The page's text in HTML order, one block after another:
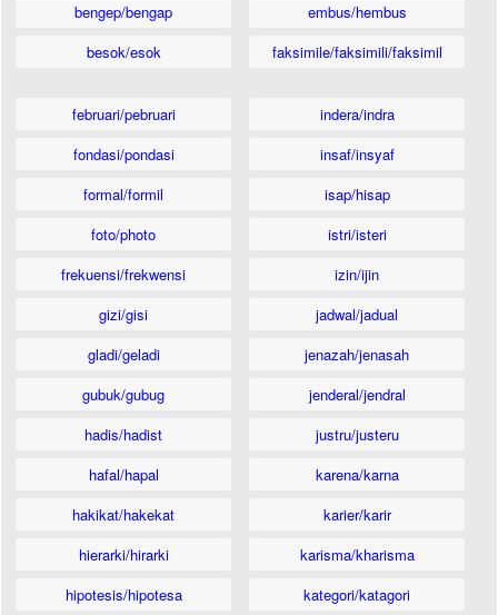
bengep/bengap
besok/esok
embus/hembus
faksimile/faksimili/faksimil
februari/pebruari
fondasi/pondasi
formal/formil
foto/photo
frekuensi/frekwensi
gizi/gisi
gladi/geladi
gubuk/gubug
hadis/hadist
hafal/hapal
hakikat/hakekat
hierarki/hirarki
hipotesis/hipotesa
indera/indra
insaf/insyaf
isap/hisap
istri/isteri
izin/ijin
jadwal/jadual
jenazah/jenasah
jenderal/jendral
justru/justeru
karena/karna
karier/karir
karisma/kharisma
kategori/katagori